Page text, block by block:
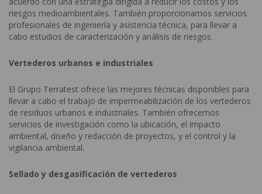
riesgos medioambientales. También proporcionamos servicios
profesionales de ingeniería y asistencia técnica, para llevar a
cabo estudios de caracterización y análisis de riesgos.
Vertederos urbanos e industriales
El Grupo Terratest ofrece las mejores técnicas disponibles para
llevar a cabo el trabajo de impermeabilización de los vertederos
de residuos urbanos e industriales. También ofrecemos
servicios de investigación como la ubicación, el impacto
ambiental, diseño y redacción de proyectos, y el control y la
vigilancia ambiental.
Sellado y desgasificación de vertederos